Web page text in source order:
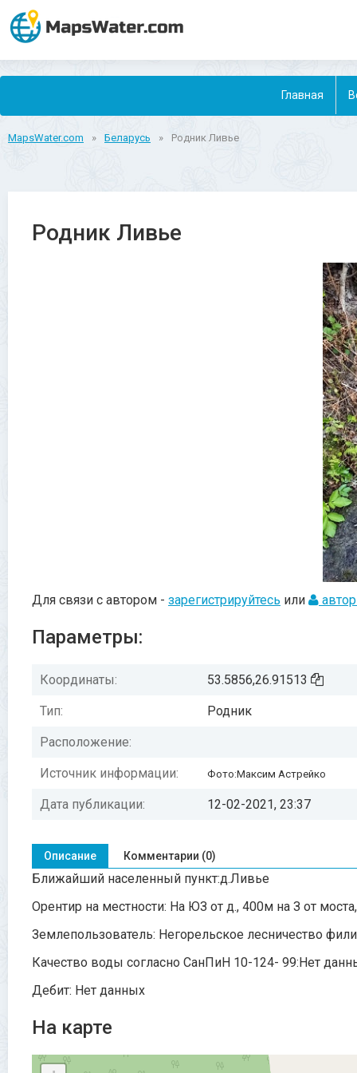
Главная
MapsWater.com » Беларусь » Родник Ливье
Родник Ливье
Для связи с автором - зарегистрируйтесь или
Параметры:
Координаты: 53.5856,26.91513
Тип: Родник
Расположение:
Источник информации: Фото:Максим Астрейко
Дата публикации: 12-02-2021, 23:37
Описание Комментарии (0)
Ближайший населенный пункт:д.Ливье
Орентир на местности: На ЮЗ от д., 400м на З от
Землепользователь: Негорельское лесничество
Качество воды согласно СанПиН 10-124- 99:Нет
Дебит: Нет данных
На карте